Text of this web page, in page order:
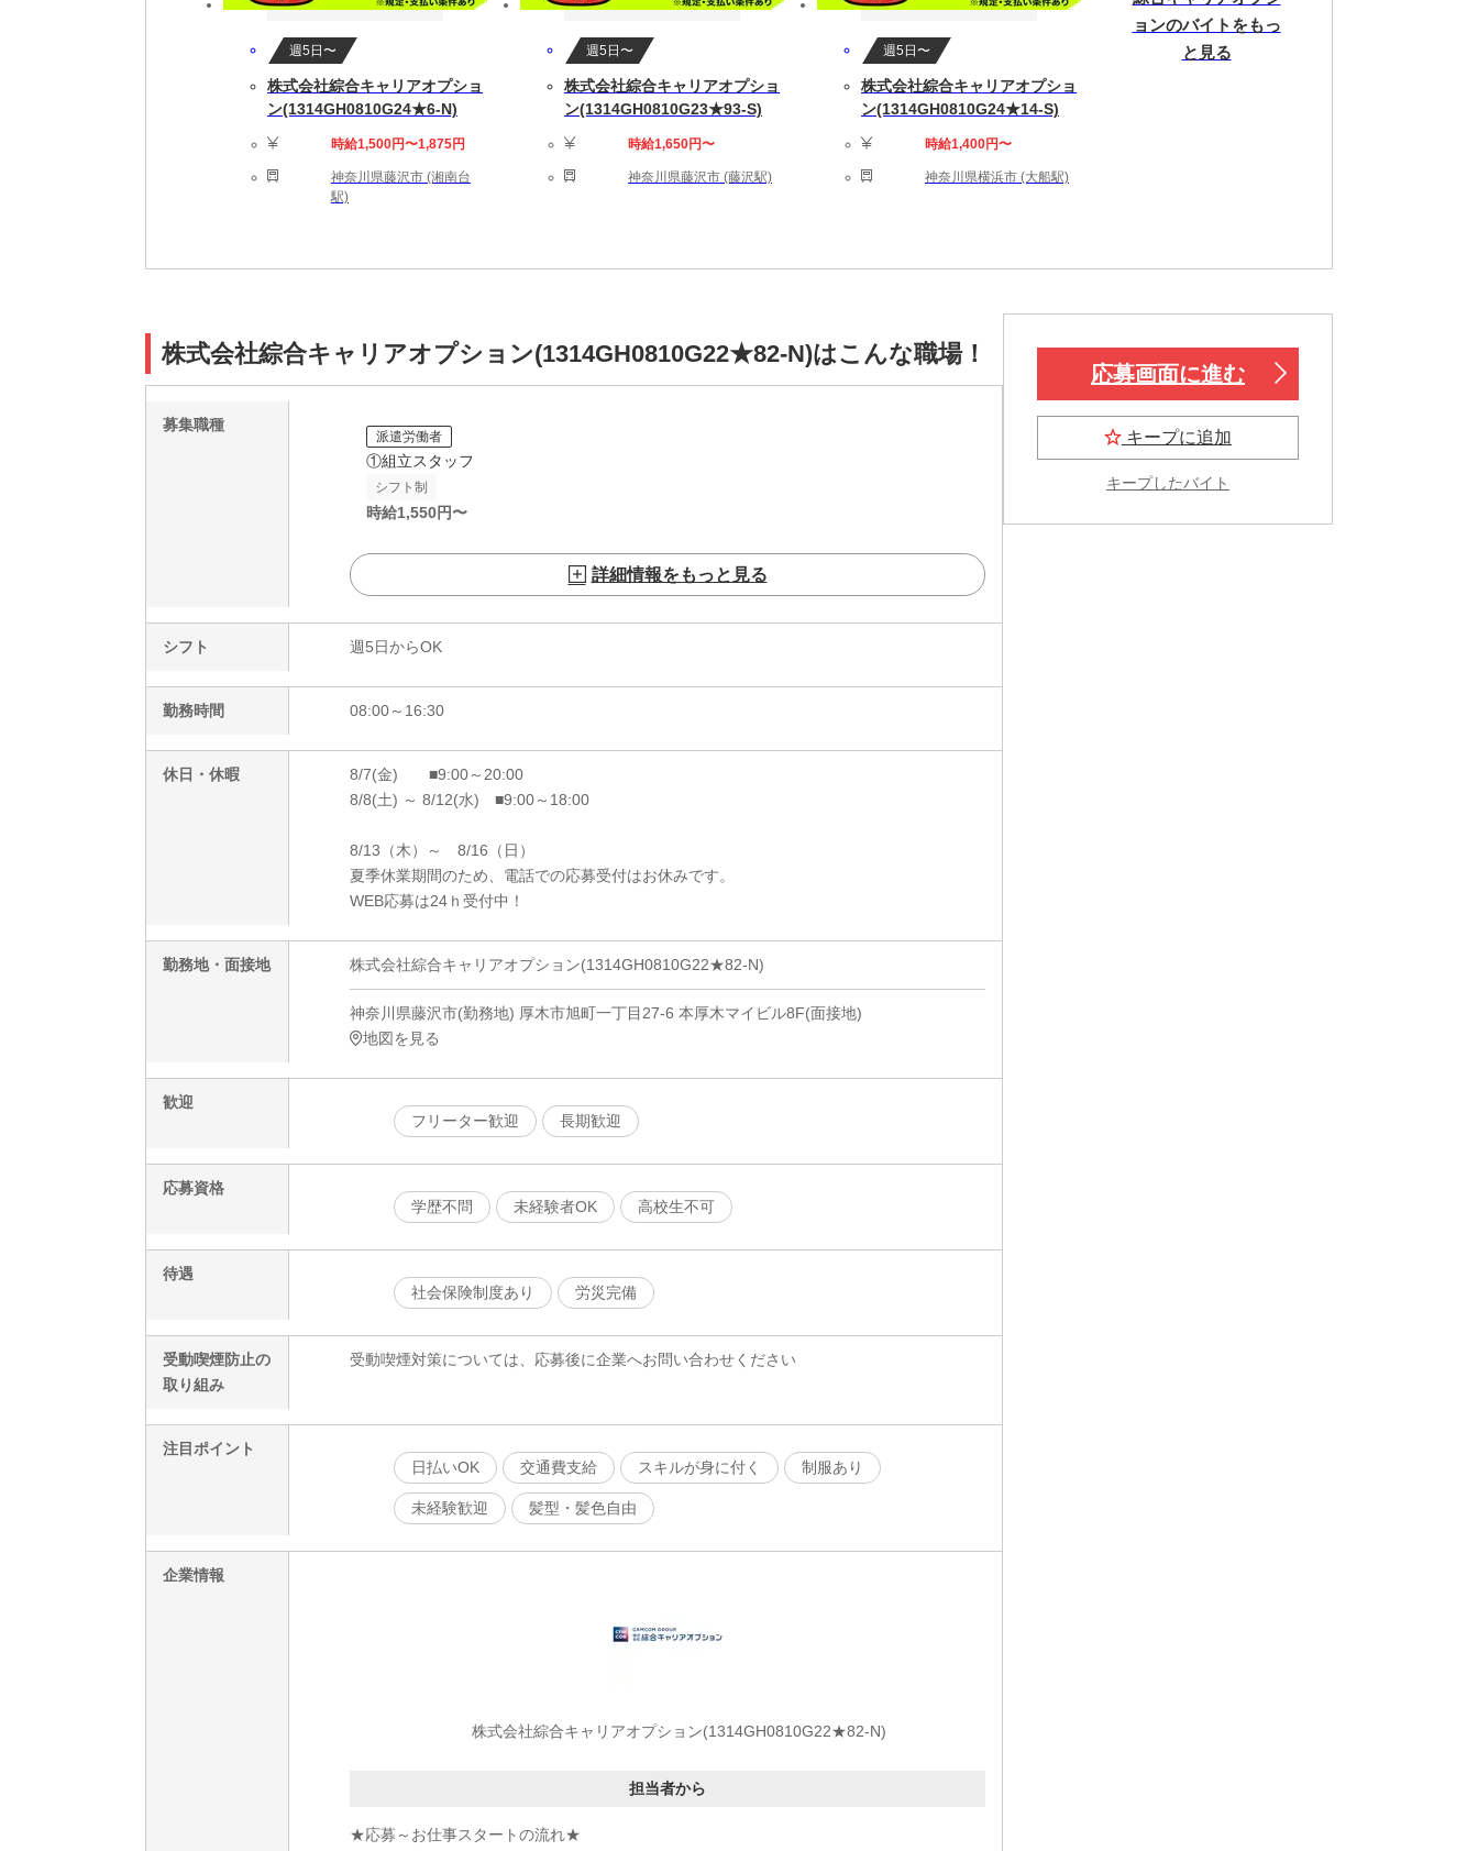
週5日〜
株式会社綜合キャリアオプショ
ン(1314GH0810G24★6-N)
時給1,500円〜1,875円
神奈川県藤沢市 (湘南台
駅)
週5日〜
株式会社綜合キャリアオプショ
ン(1314GH0810G23★93-S)
時給1,650円〜
神奈川県藤沢市 (藤沢駅)
週5日〜
株式会社綜合キャリアオプショ
ン(1314GH0810G24★14-S)
時給1,400円〜
神奈川県横浜市 (大船駅)
ョンのバイトをもっ
と見る
株式会社綜合キャリアオプション(1314GH0810G22★82-N)はこんな職場！
募集職種
派遣労働者
①組立スタッフ
シフト制
時給1,550円〜
詳細情報をもっと見る
シフト 週5日からOK
勤務時間 08:00～16:30
休日・休暇
8/7(金) ■9:00～20:00
8/8(土) ～ 8/12(水) ■9:00～18:00
8/13（木）～ 8/16（日）
夏季休業期間のため、電話での応募受付はお休みです。
WEB応募は24ｈ受付中！
勤務地・面接地 株式会社綜合キャリアオプション(1314GH0810G22★82-N)
神奈川県藤沢市(勤務地) 厚木市旭町一丁目27-6 本厚木マイビル8F(面接地)
地図を見る
歓迎
フリーター歓迎
長期歓迎
応募資格
学歴不問
未経験者OK 高校生不可
待遇
社会保険制度あり
労災完備
受動喫煙防止の
取り組み
受動喫煙対策については、応募後に企業へお問い合わせください
注目ポイント
日払いOK
交通費支給 スキルが身に付く 制服あり
未経験歓迎 髪型・髪色自由
企業情報
株式会社綜合キャリアオプション(1314GH0810G22★82-N)
担当者から
★応募～お仕事スタートの流れ★
応募画面に進む
キープに追加
キープしたバイト